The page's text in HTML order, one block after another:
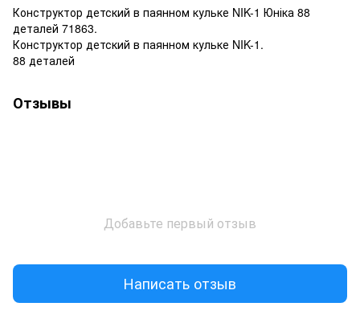
Конструктор детский в паянном кульке NIK-1 Юніка 88
деталей 71863.
Конструктор детский в паянном кульке NIK-1.
88 деталей
Отзывы
Добавьте первый отзыв
Написать отзыв